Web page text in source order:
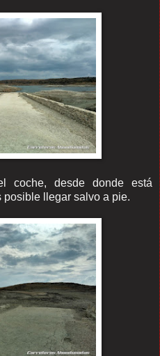
coche, desde donde está
llegar salvo a pie.